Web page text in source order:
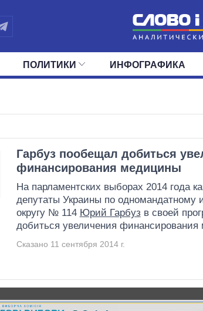
ПОЛИТИКИ ИНФОГРАФИКА
Гарбуз пообещал добиться
финансирования медицины
На парламентских выборах 2014 года
депутаты Украины по одномандатному
округу № 114 Юрий Гарбуз в своей
добиться увеличения
Сказано 11 сентября 2014 г.